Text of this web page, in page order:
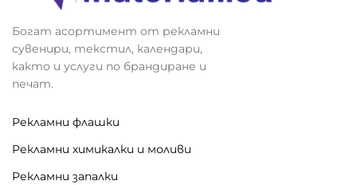
Богат асортимент от рекламни
сувенири, текстил, календари,
както и услуги по брандиране и
печат.
Рекламни флашки
Рекламни химикалки и моливи
Рекламни запалки